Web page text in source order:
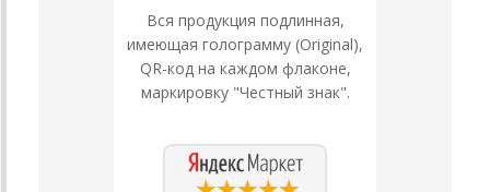
Вся продукция подлинная,
имеющая голограмму (Original),
QR-код на каждом флаконе,
маркировку "Честный знак".